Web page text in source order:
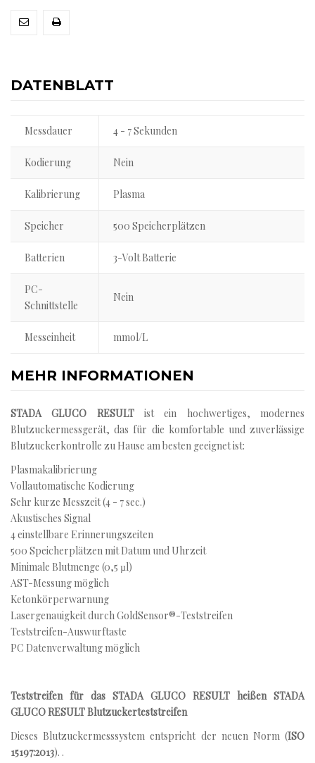
DATENBLATT
Messdauer 4 - 7 Sekunden
Kodierung Nein
Kalibrierung Plasma
Speicher 500 Speicherplätzen
Batterien 3-Volt Batterie
PC-
Schnittstelle
Nein
Messeinheit mmol/L
MEHR INFORMATIONEN
STADA GLUCO RESULTist ein hochwertiges, modernes
Blutzuckermessgerät, das für die komfortable und zuverlässige
Blutzuckerkontrolle zu Hause am besten geeignet ist:
Plasmakalibrierung
Vollautomatische Kodierung
Sehr kurze Messzeit (4 - 7 sec.)
Akustisches Signal
4 einstellbare Erinnerungszeiten
500 Speicherplätzen mit Datum und Uhrzeit
Minimale Blutmenge (0,5 µl)
AST-Messung möglich
Ketonkörperwarnung
Lasergenauigkeit durch GoldSensor®-Teststreifen
Teststreifen-Auswurftaste
PC Datenverwaltung möglich
Teststreifen für das STADA GLUCO RESULT heißen STADA
GLUCO RESULT Blutzuckerteststreifen
Dieses Blutzuckermesssystem entspricht der neuen Norm (ISO
15197:2013). .